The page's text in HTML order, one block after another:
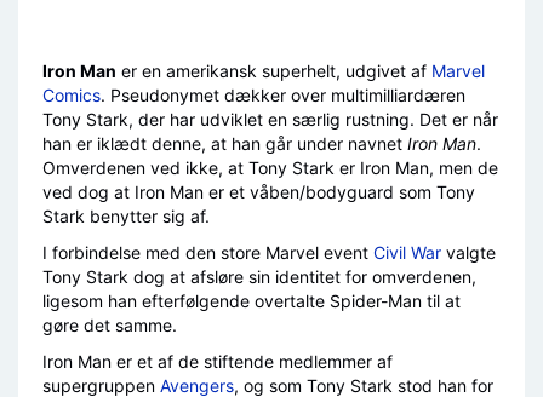
Iron Man er en amerikansk superhelt, udgivet af Marvel
Comics. Pseudonymet dækker over multimilliardæren
Tony Stark, der har udviklet en særlig rustning. Det er når
han er iklædt denne, at han går under navnet Iron Man.
Omverdenen ved ikke, at Tony Stark er Iron Man, men de
ved dog at Iron Man er et våben/bodyguard som Tony
Stark benytter sig af.
I forbindelse med den store Marvel event Civil War valgte
Tony Stark dog at afsløre sin identitet for omverdenen,
ligesom han efterfølgende overtalte Spider-Man til at
gøre det samme.
Iron Man er et af de stiftende medlemmer af
supergruppen Avengers, og som Tony Stark stod han for